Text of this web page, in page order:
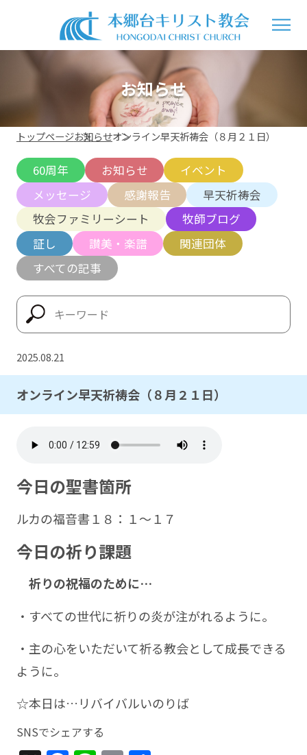
お知らせ
トップページお知らせオンライン早天祈祷会（８月２１日）
60周年 お知らせ
イベント
メッセージ
感謝報告
早天祈祷会
牧会ファミリーシート
牧師ブログ
証し
讃美・楽譜
関連団体
すべての記事
2025.08.21
オンライン早天祈祷会（８月２１日）
今日の聖書箇所
ルカの福音書１８：１～１７
今日の祈り課題
祈りの祝福のために…
・すべての世代に祈りの炎が注がれるように。
・主の心をいただいて祈る教会として成長できる
ように。
☆本日は…リバイバルいのりば
SNSでシェアする